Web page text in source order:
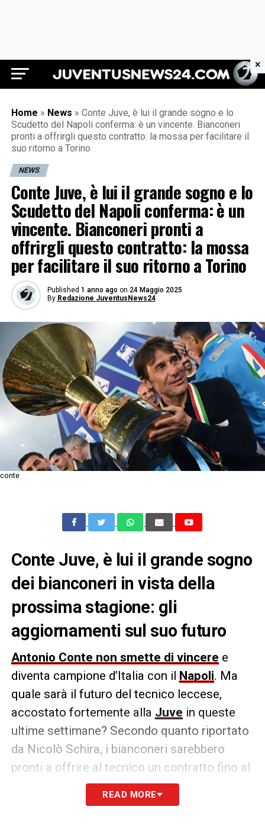
Juventus News 24
Home » News » Conte Juve, è lui il grande sogno e lo
Scudetto del Napoli conferma: è un vincente. Bianconeri
pronti a offrirgli questo contratto: la mossa per facilitare il
suo ritorno a Torino
NEWS
Conte Juve, è lui il grande sogno e lo
Scudetto del Napoli conferma: è un
vincente. Bianconeri pronti a
offrirgli questo contratto: la mossa
per facilitare il suo ritorno a Torino
Published 1 anno ago on 24 Maggio 2025
By Redazione JuventusNews24
conte
Conte Juve, è lui il grande sogno
dei bianconeri in vista della
prossima stagione: gli
aggiornamenti sul suo futuro
Antonio Conte non smette di vincere e
diventa campione d’Italia con il Napoli. Ma
quale sarà il futuro del tecnico leccese,
accostato fortemente alla Juve in queste
ultime settimane? Secondo quanto riportato
da Nicolò Schira, i bianconeri sarebbero
pronti a offrire al tecnico un contratto fino al
READ MORE
×